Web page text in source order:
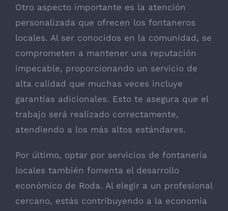
Otro aspecto importante es la atención
personalizada que ofrecen los fontaneros
locales. Al ser conocidos en la comunidad, se
comprometen a mantener una reputación
impecable, proporcionando un servicio de
alta calidad que muchas veces incluye
garantías adicionales. Esto te asegura que el
trabajo será realizado correctamente,
atendiendo a los más altos estándares.
Por último, optar por servicios de fontanería
locales también fomenta el desarrollo
económico de Roda. Al elegir a un profesional
cercano, estás contribuyendo a la economía